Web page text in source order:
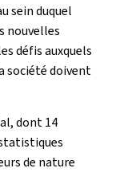
sein duquel
nouvelles
défis auxquels
société doivent
dont 14
de nature